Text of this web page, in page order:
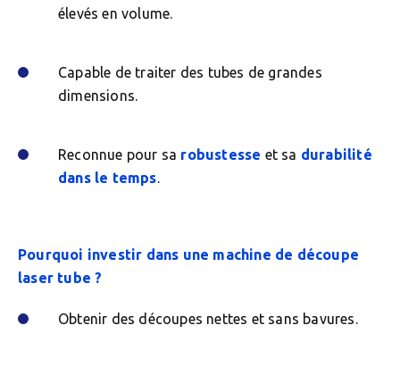
élevés en volume.
Capable de traiter des tubes de grandes
dimensions.
Reconnue pour sa robustesse et sa durabilité
dans le temps.
Pourquoi investir dans une machine de découpe
laser tube ?
Obtenir des découpes nettes et sans bavures.